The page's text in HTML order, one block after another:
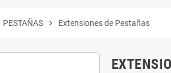
PESTAÑAS chevron_right Extensiones de Pestañas